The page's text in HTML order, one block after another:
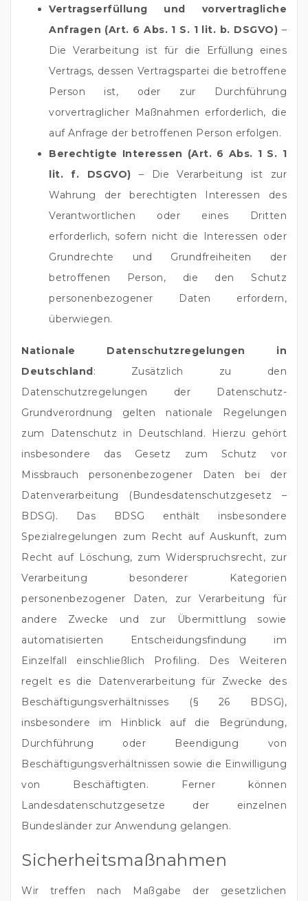
Vertragserfüllung und vorvertragliche
Anfragen (Art. 6 Abs. 1 S. 1 lit. b. DSGVO) –
Die Verarbeitung ist für die Erfüllung eines
Vertrags, dessen Vertragspartei die betroffene
Person ist, oder zur Durchführung
vorvertraglicher Maßnahmen erforderlich, die
auf Anfrage der betroffenen Person erfolgen.
Berechtigte Interessen (Art. 6 Abs. 1 S. 1
lit. f. DSGVO) – Die Verarbeitung ist zur
Wahrung der berechtigten Interessen des
Verantwortlichen oder eines Dritten
erforderlich, sofern nicht die Interessen oder
Grundrechte und Grundfreiheiten der
betroffenen Person, die den Schutz
personenbezogener Daten erfordern,
überwiegen.
Nationale Datenschutzregelungen in
Deutschland: Zusätzlich zu den
Datenschutzregelungen der Datenschutz-
Grundverordnung gelten nationale Regelungen
zum Datenschutz in Deutschland. Hierzu gehört
insbesondere das Gesetz zum Schutz vor
Missbrauch personenbezogener Daten bei der
Datenverarbeitung (Bundesdatenschutzgesetz –
BDSG). Das BDSG enthält insbesondere
Spezialregelungen zum Recht auf Auskunft, zum
Recht auf Löschung, zum Widerspruchsrecht, zur
Verarbeitung besonderer Kategorien
personenbezogener Daten, zur Verarbeitung für
andere Zwecke und zur Übermittlung sowie
automatisierten Entscheidungsfindung im
Einzelfall einschließlich Profiling. Des Weiteren
regelt es die Datenverarbeitung für Zwecke des
Beschäftigungsverhältnisses (§ 26 BDSG),
insbesondere im Hinblick auf die Begründung,
Durchführung oder Beendigung von
Beschäftigungsverhältnissen sowie die Einwilligung
von Beschäftigten. Ferner können
Landesdatenschutzgesetze der einzelnen
Bundesländer zur Anwendung gelangen.
Sicherheitsmaßnahmen
Wir treffen nach Maßgabe der gesetzlichen